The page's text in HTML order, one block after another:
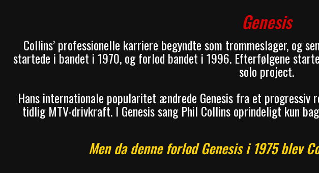
Genesis
Collins’ professionelle karriere begyndte som trommeslager, og
startede i bandet i 1970, og forlod bandet i 1996. Efterfølgene
solo project.
Hans internationale popularitet ændrede Genesis fra et
tidlig MTV-drivkraft. I Genesis sang Phil Collins oprindeligt kun
Men da denne forlod Genesis i 1975 blev